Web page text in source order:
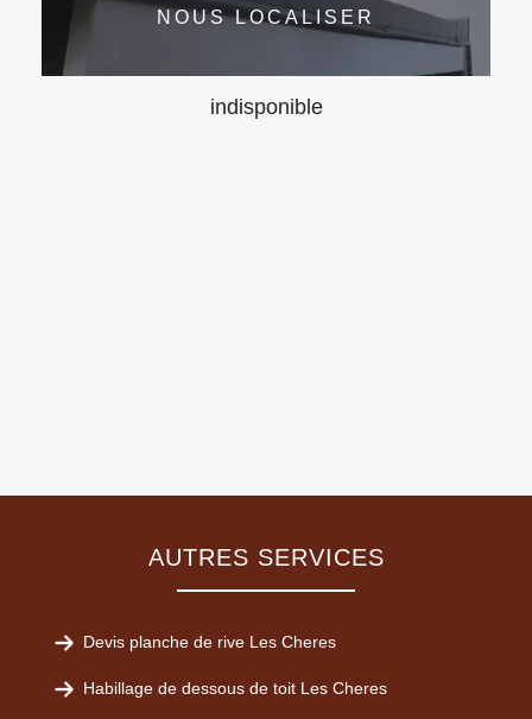
NOUS LOCALISER
indisponible
AUTRES SERVICES
Devis planche de rive Les Cheres
Habillage de dessous de toit Les Cheres